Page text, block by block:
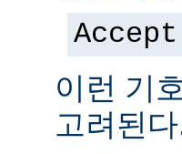
이런 기
고려된